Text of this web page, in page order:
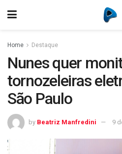
Home Destaque
Nunes quer
tornozeleiras
São Paulo
by Beatriz Manfredini 9